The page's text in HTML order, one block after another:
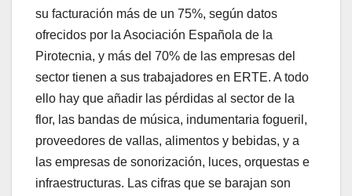
su facturación más de un 75%, según datos
ofrecidos por la Asociación Española de la
Pirotecnia, y más del 70% de las empresas del
sector tienen a sus trabajadores en ERTE. A todo
ello hay que añadir las pérdidas al sector de la
flor, las bandas de música, indumentaria fogueril,
proveedores de vallas, alimentos y bebidas, y a
las empresas de sonorización, luces, orquestas e
infraestructuras. Las cifras que se barajan son